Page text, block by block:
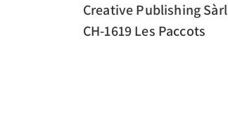
Creative Publishing Sàrl
CH-1619 Les Paccots